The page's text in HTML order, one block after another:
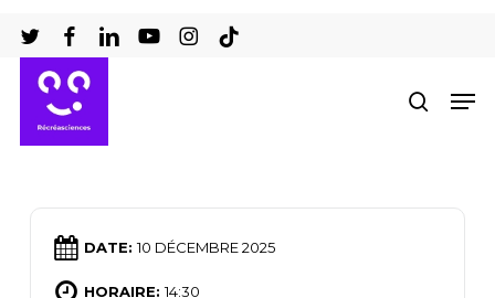
au
contenu
principal
DATE:10 DÉCEMBRE 2025
HORAIRE:14:30
le